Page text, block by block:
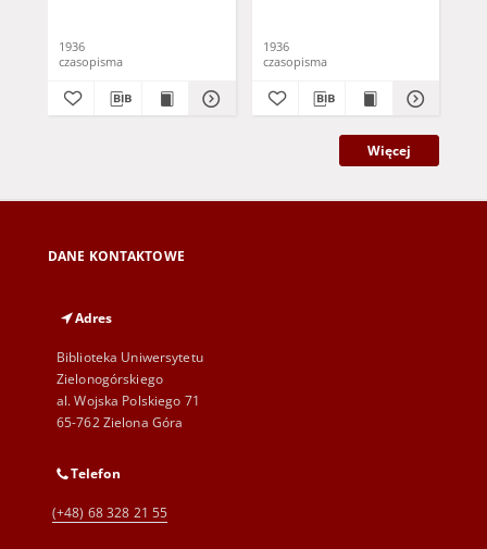
1936
czasopisma
1936
czasopisma
Więcej
DANE KONTAKTOWE
Adres
Biblioteka Uniwersytetu
Zielonogórskiego
al. Wojska Polskiego 71
65-762 Zielona Góra
Telefon
(+48) 68 328 21 55